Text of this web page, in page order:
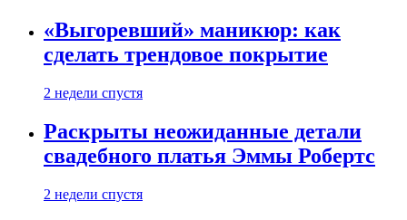
«Выгоревший» маникюр: как
сделать трендовое покрытие
2 недели спустя
Раскрыты неожиданные детали
свадебного платья Эммы Робертс
2 недели спустя